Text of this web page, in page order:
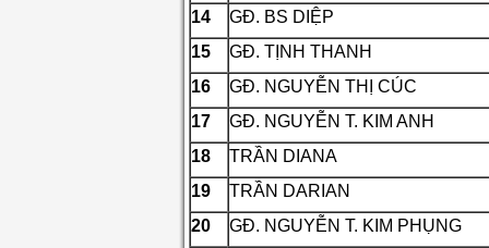
14
GĐ. BS DIỆP
15
GĐ. TỊNH THANH
16
GĐ. NGUYỄN THỊ CÚC
17
GĐ. NGUYỄN T. KIM ANH
18
TRẦN DIANA
19
TRẦN DARIAN
20
GĐ. NGUYỄN T. KIM PHỤNG